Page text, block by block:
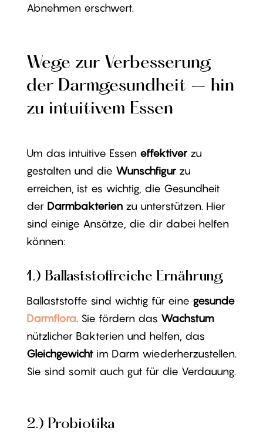
Abnehmen erschwert.
Wege zur Verbesserung
der Darmgesundheit – hin
zu intuitivem Essen
Um das intuitive Essen effektiverzu
gestalten und die Wunschfigurzu
erreichen, ist es wichtig, die Gesundheit
der Darmbakterienzu unterstützen. Hier
sind einige Ansätze, die dir dabei helfen
können:
1.) Ballaststoffreiche Ernährung
Ballaststoffe sind wichtig für eine gesunde
Darmflora. Sie fördern das Wachstum
nützlicher Bakterien und helfen, das
Gleichgewichtim Darm wiederherzustellen.
Sie sind somit auch gut für die Verdauung.
2.) Probiotika